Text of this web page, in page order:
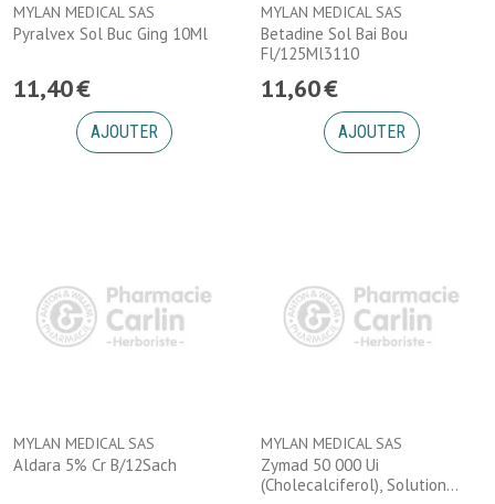
MYLAN MEDICAL SAS
Pyralvex Sol Buc Ging 10Ml
11,40€
AJOUTER
MYLAN MEDICAL SAS
Betadine Sol Bai Bou
Fl/125Ml3110
11,60€
AJOUTER
MYLAN MEDICAL SAS
Aldara 5% Cr B/12Sach
MYLAN MEDICAL SAS
Zymad 50 000 Ui
(Cholecalciferol), Solution